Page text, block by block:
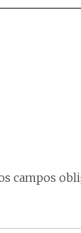
campos